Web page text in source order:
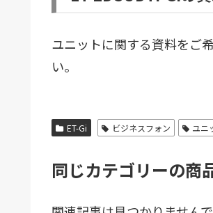
ユニットに関する資料をご
い。
ET-Gi ビジネスフォン ユニ
同じカテゴリーの商